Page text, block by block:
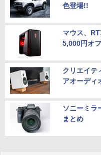
色登場!!
マウス、
5,000円オ
クリエイテ
アオーディ
ソニーミラ
まとめ